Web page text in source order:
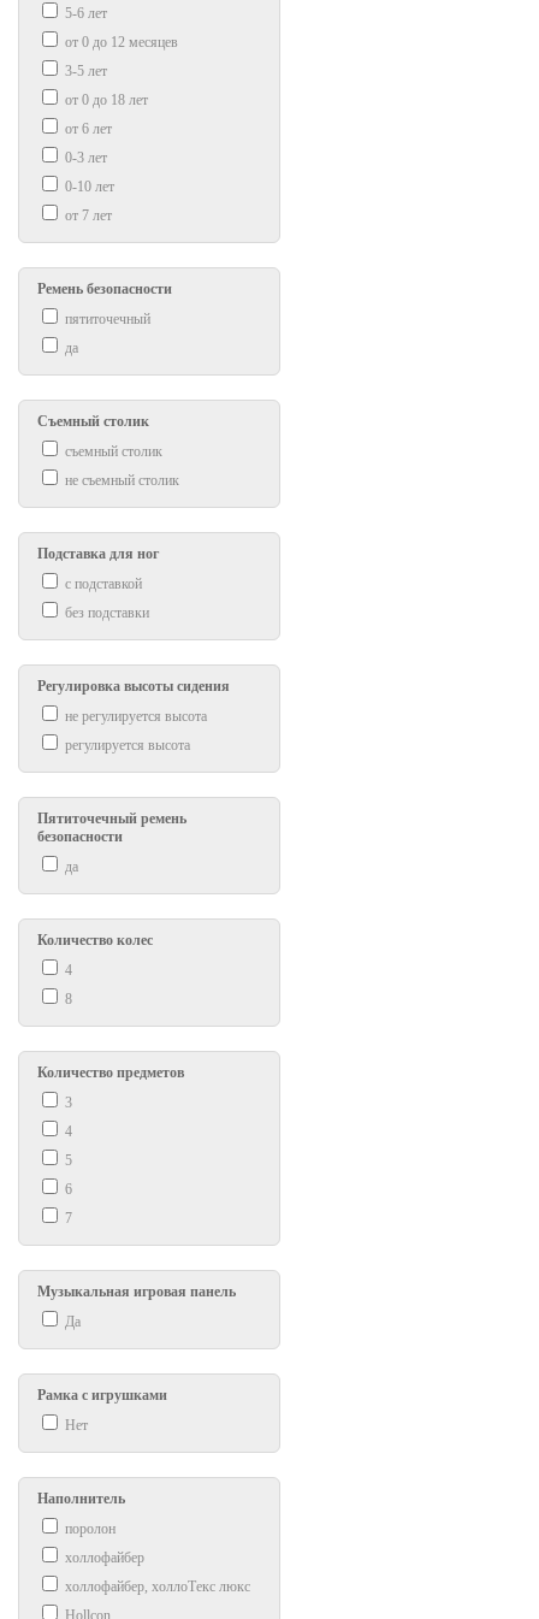
5-6 лет
от 0 до 12 месяцев
3-5 лет
от 0 до 18 лет
от 6 лет
0-3 лет
0-10 лет
от 7 лет
Ремень безопасности
пятиточечный
да
Съемный столик
съемный столик
не съемный столик
Подставка для ног
с подставкой
без подставки
Регулировка высоты сидения
не регулируется высота
регулируется высота
Пятиточечный ремень
безопасности
да
Количество колес
4
8
Количество предметов
3
4
5
6
7
Музыкальная игровая панель
Да
Рамка с игрушками
Нет
Наполнитель
поролон
холлофайбер
холлофайбер, холлоТекс люкс
Hollcon